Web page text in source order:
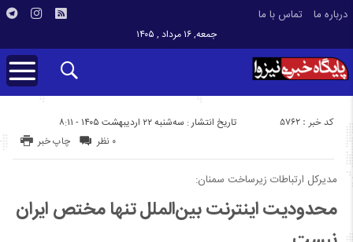
درباره ما تماس با ما
جمعه, ۱۶ مرداد , ۱۴۰۵
تاریخ انتشار : سه‌شنبه ۲۲ اردیبهشت ۱۴۰۵ - ۸:۱۱ کد خبر : 5762
چاپ خبر ۰ نظر
مدیرکل ارتباطات زیرساخت سمنان:
محدودیت اینترنت بین‌الملل تنها مختص ایران